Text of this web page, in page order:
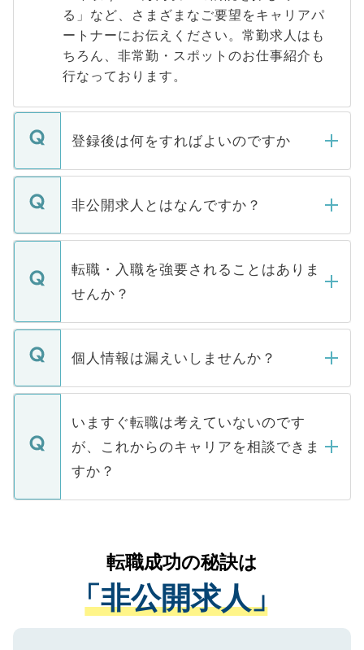
る」など、さまざまなご要望をキャリアパ
ートナーにお伝えください。常勤求人はも
ちろん、非常勤・スポットのお仕事紹介も
行なっております。
登録後は何をすればよいのですか
ご登録いただきましたら、弊社担当者がご
登録内容を確認し、その後メールもしくは
ます。通常、5営業日以内にはご連絡をせて
いただきますので、しばらくお待ちくださ
い。
非公開求人とはなんですか？
マイナビDOCTORで取り扱っている求人の
うち約3割は、Webサイトからご覧いただ
けない「非公開求人」です。非公開求人は
下記の理由によって、一般には公開してい
ません。
■応募殺到を避けるため 人気のある医療機
関を公にしてしまうと、応募が殺到する場
に、医療機関が求める条件に合った人材の
みを人材紹介会社に依頼するケースが増え
ています。
転職・入職を強要されることはありま
せんか？
転職・入職を強要することは一切ありませ
ん。また、仮に応募先から内定をいただい
定を承諾する必要はありません。内定先へ
の辞退の連絡はキャリアパートナーが行い
ますので、ご安心ください。
個人情報は漏えいしませんか？
個人情報が漏えいすることはありませんの
で、ご安心ください。当サイトからの登録
などで収集したご登録者様の個人情報は、
ご本人のキャリアアップおよび転職活動の
支援を目的に使用いたします。お預かりし
ているすべての個人データはご本人の許可
は、個人情報の取り扱いについての厳密な
管理基準を満たした事業者のみに付与され
る、プライバシーマークを取得済みです。
ご登録いただいた個人情報は、SSL（デー
いますぐ転職は考えていないのです
が、これからのキャリアを相談できま
すか？
かがいして、現在の医療機関の状況や紹介
経験をまじえながら、適切なアドバイスを
させていただきます。すぐにご転職をされ
ない方には、長期的なサポートが可能です
ので、まずはご登録ください。
転職成功の秘訣は
「非公開求人」